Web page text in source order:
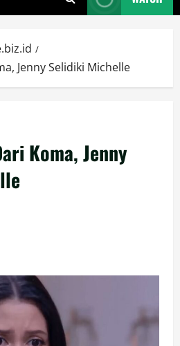
Jenny Selidiki Michelle
Koma, Jenny